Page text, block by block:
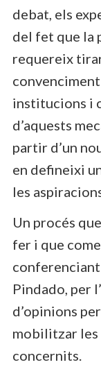
debat, els
del fet que la
requereix
institucions i
d’aquests
partir d’un
en defineixi
les
Un procés
fer i que
conferenciant
Pindado, per
d’opinions
mobilitzar les
concernits.